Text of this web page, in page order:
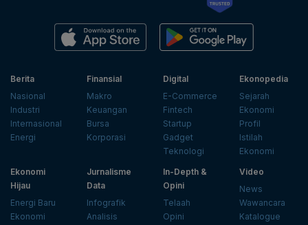
Berita
Nasional
Industri
Internasional
Energi
Finansial
Makro
Keuangan
Bursa
Korporasi
Digital
E-Commerce
Fintech
Startup
Gadget
Teknologi
Ekonopedia
Sejarah
Ekonomi
Profil
Istilah
Ekonomi
Ekonomi
Hijau
Energi Baru
Ekonomi
Jurnalisme
Data
Infografik
Analisis
In-Depth &
Opini
Telaah
Opini
Video
News
Wawancara
Katalogue